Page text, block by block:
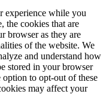
experience while you
the cookies that are
browser as they are
of the website. We
and understand how
stored in your browser
to opt-out of these
may affect your